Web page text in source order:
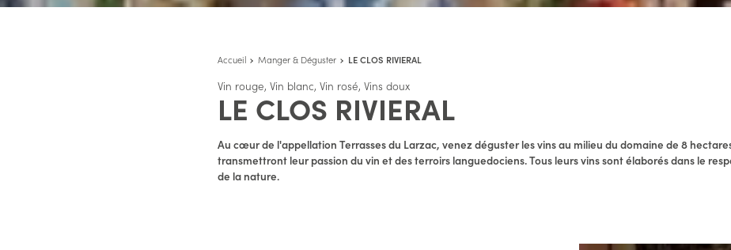
Accueil Manger & Déguster LE CLOS RIVIERAL
Vin rouge, Vin blanc, Vin rosé, Vins doux
LE CLOS RIVIERAL
Au cœur de l'appellation Terrasses du Larzac, venez déguster les vins au milieu du domaine de 8
transmettront leur passion du vin et des terroirs languedociens. Tous leurs vins sont élaborés dans le
de la nature.